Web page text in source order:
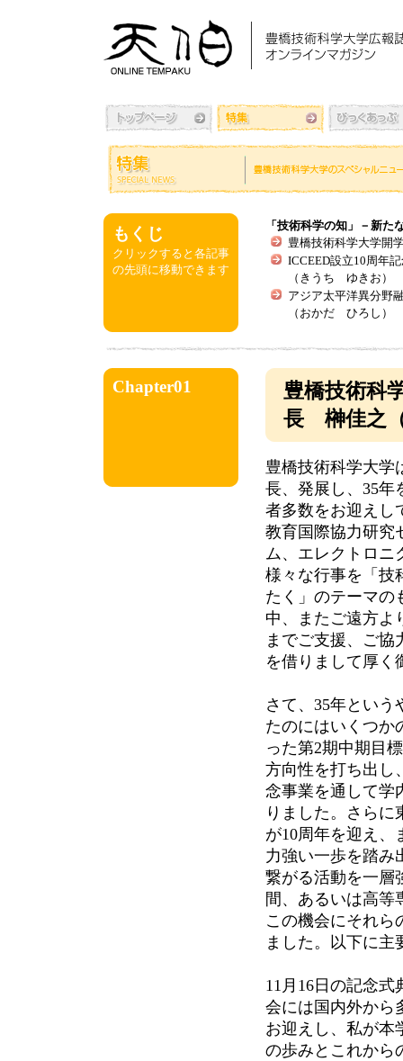
もくじ
クリックすると各記事
の先頭に移動できます
「技術科学の知」－新た
豊橋技術科学大学開
ICCEED設立10周年
（きうち ゆきお）
アジア太平洋異分野
（おかだ ひろし）
Chapter01
豊橋技術科
長 榊佳之
豊橋技術科学大学
長、発展し、35年
者多数をお迎えし
教育国際協力研究
ム、エレクトロニ
様々な行事を「技
たく」のテーマの
中、またご遠方よ
までご支援、ご協
を借りまして厚く
さて、35年とい
たのにはいくつか
った第2期中期目
方向性を打ち出し
念事業を通して学
りました。さらに
が10周年を迎え、
力強い一歩を踏み
繋がる活動を一層
間、あるいは高等
この機会にそれら
ました。以下に主
11月16日の記念式
会には国内外から
お迎えし、私が本
の歩みとこれから